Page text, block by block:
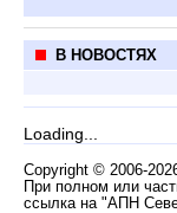
В НОВОСТЯХ
Loading...
Copyright © 2006-
При полном или
ссылка на "АПН